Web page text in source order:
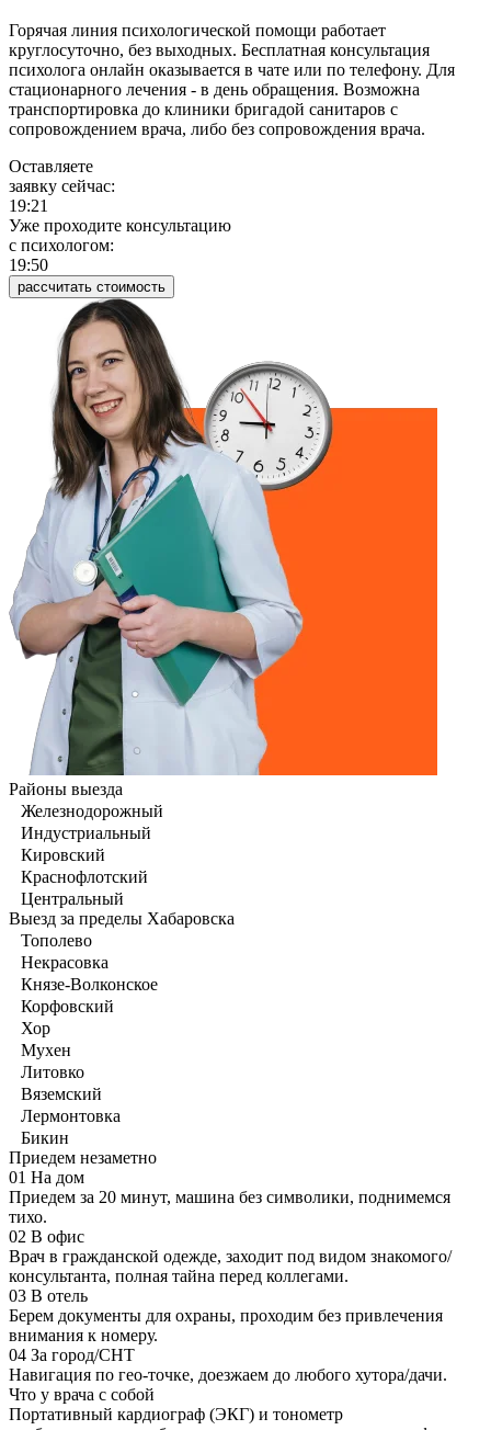
Горячая линия психологической помощи работает
круглосуточно, без выходных. Бесплатная консультация
психолога онлайн оказывается в чате или по телефону. Для
стационарного лечения - в день обращения. Возможна
транспортировка до клиники бригадой санитаров с
сопровождением врача, либо без сопровождения врача.
Оставляете
заявку сейчас:
19:21
Уже проходите консультацию
c психологом:
19:50
рассчитать стоимость
Районы выезда
Железнодорожный
Индустриальный
Кировский
Краснофлотский
Центральный
Выезд за пределы Хабаровска
Тополево
Некрасовка
Князе-Волконское
Корфовский
Хор
Мухен
Литовко
Вяземский
Лермонтовка
Бикин
Приедем незаметно
01 На дом
Приедем за 20 минут, машина без символики, поднимемся
тихо.
02 В офис
Врач в гражданской одежде, заходит под видом знакомого/
консультанта, полная тайна перед коллегами.
03 В отель
Берем документы для охраны, проходим без привлечения
внимания к номеру.
04 За город/СНТ
Навигация по гео-точке, доезжаем до любого хутора/дачи.
Что у врача с собой
Портативный кардиограф (ЭКГ) и тонометр